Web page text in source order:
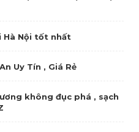
Hà Nội tốt nhất
Uy Tín , Giá Rẻ
không đục phá , sạch